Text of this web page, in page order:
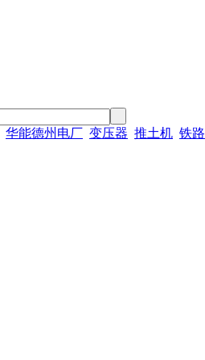
华能德州电厂 变压器 推土机 铁路